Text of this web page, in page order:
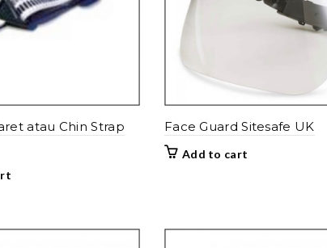
atau Chin Strap
Face Guard Sitesafe UK
Add to cart